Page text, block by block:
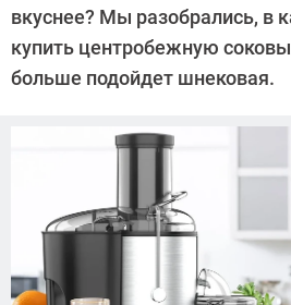
вкуснее? Мы разобрались, в
купить центробежную
больше подойдет шнековая.